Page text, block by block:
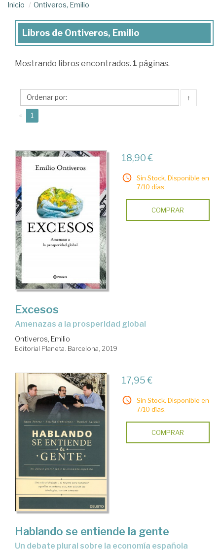
Inicio Ontiveros, Emilio
Libros
Ontiveros,
Libros de Ontiveros, Emilio
Mostrando libros encontrados. 1 páginas.
↑
« 1
18,90 €
Sin Stock. Disponible en
7/10 días.
COMPRAR
Excesos
amenazas a la prosperidad global
Ontiveros, Emilio
Editorial Planeta. Barcelona, 2019
17,95 €
Sin Stock. Disponible en
7/10 días.
COMPRAR
Hablando se entiende la gente
un debate plural sobre la economía española